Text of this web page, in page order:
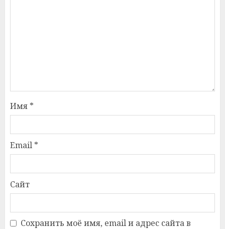
Имя *
Email *
Сайт
Сохранить моё имя, email и адрес сайта в